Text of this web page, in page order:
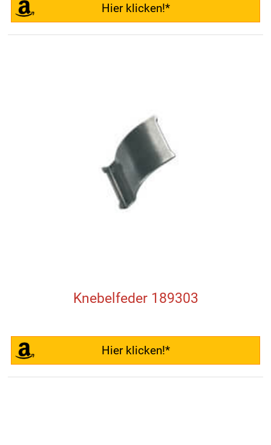
Hier klicken!*
Knebelfeder 189303
Hier klicken!*